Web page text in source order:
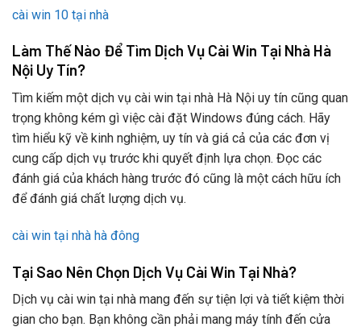
cài win 10 tại nhà
Làm Thế Nào Để Tìm Dịch Vụ Cài Win Tại Nhà Hà
Nội Uy Tín?
Tìm kiếm một dịch vụ cài win tại nhà Hà Nội uy tín cũng quan
trọng không kém gì việc cài đặt Windows đúng cách. Hãy
tìm hiểu kỹ về kinh nghiệm, uy tín và giá cả của các đơn vị
cung cấp dịch vụ trước khi quyết định lựa chọn. Đọc các
đánh giá của khách hàng trước đó cũng là một cách hữu ích
để đánh giá chất lượng dịch vụ.
cài win tại nhà hà đông
Tại Sao Nên Chọn Dịch Vụ Cài Win Tại Nhà?
Dịch vụ cài win tại nhà mang đến sự tiện lợi và tiết kiệm thời
gian cho bạn. Bạn không cần phải mang máy tính đến cửa